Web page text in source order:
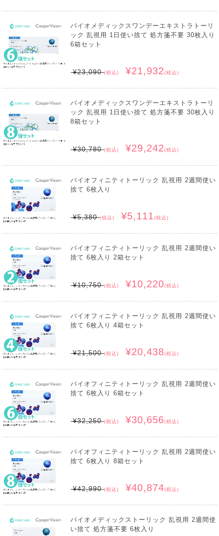
バイオメディックスワンデーエキストラトーリ
ック 乱視用 1日使い捨て 処方箋不要 30枚入り
6箱セット
¥23,090(税込) ¥21,932(税込)
バイオメディックスワンデーエキストラトーリ
ック 乱視用 1日使い捨て 処方箋不要 30枚入り
8箱セット
¥30,780(税込) ¥29,242(税込)
バイオフィニティトーリック 乱視用 2週間使い
捨て 6枚入り
¥5,380(税込) ¥5,111(税込)
バイオフィニティトーリック 乱視用 2週間使い
捨て 6枚入り 2箱セット
¥10,750(税込) ¥10,220(税込)
バイオフィニティトーリック 乱視用 2週間使い
捨て 6枚入り 4箱セット
¥21,500(税込) ¥20,438(税込)
バイオフィニティトーリック 乱視用 2週間使い
捨て 6枚入り 6箱セット
¥32,250(税込) ¥30,656(税込)
バイオフィニティトーリック 乱視用 2週間使い
捨て 6枚入り 8箱セット
¥42,990(税込) ¥40,874(税込)
バイオメディックストーリック 乱視用 2週間使
い捨て 処方箋不要 6枚入り